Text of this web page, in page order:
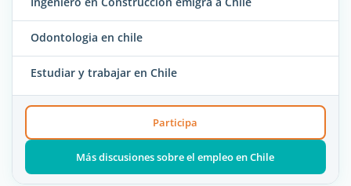
Odontologia en chile
Estudiar y trabajar en Chile
Participa
Más discusiones sobre el empleo en Chile